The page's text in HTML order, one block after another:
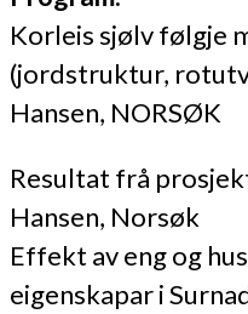
Korleis sjølv følgje
(jordstruktur,
Hansen, NORSØK
Resultat frå
Hansen, Norsøk
Effekt av eng og
eigenskapar i